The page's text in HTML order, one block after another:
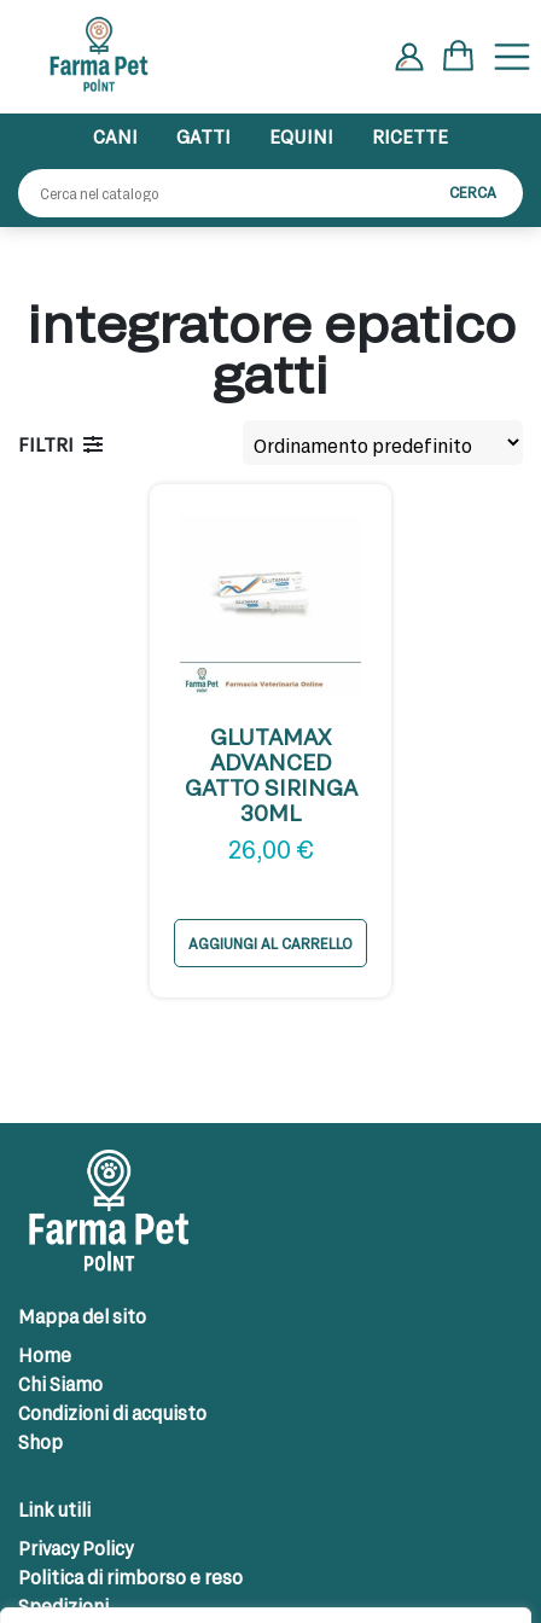
content
CANI GATTI EQUINI
RICETTE
CERCA
integratore epatico
gatti
FILTRI
GLUTAMAX
ADVANCED
GATTO SIRINGA
30ML
26,00 €
AGGIUNGI AL CARRELLO
Mappa del sito
Home
Chi Siamo
Condizioni di acquisto
Shop
Link utili
Privacy Policy
Politica di rimborso e reso
Spedizioni